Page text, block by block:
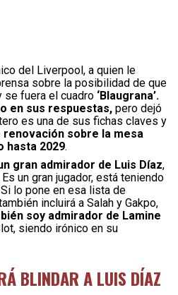
del Liverpool, a quien le
sobre la posibilidad de que
se fuera el cuadro ‘Blaugrana’.
en sus respuestas, pero dejó
es una de sus fichas claves y
renovación sobre la mesa
hasta 2029.
gran admirador de Luis Díaz,
un gran jugador, está teniendo
lo pone en esa lista de
incluirá a Salah y Gakpo,
soy admirador de Lamine
siendo irónico en su
BLINDAR A LUIS DÍAZ